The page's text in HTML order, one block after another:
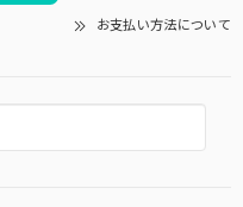
お支払い方法について